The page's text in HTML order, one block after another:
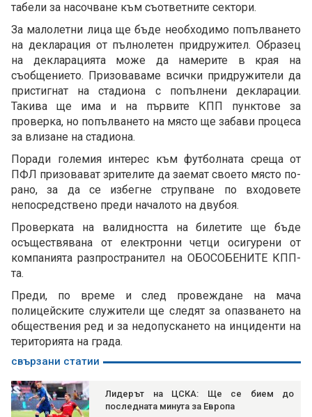
табели за насочване към съответните сектори.
За малолетни лица ще бъде необходимо попълването
на декларация от пълнолетен придружител. Образец
на декларацията може да намерите в края на
съобщението. Призоваваме всички придружители да
пристигнат на стадиона с попълнени декларации.
Такива ще има и на първите КПП пунктове за
проверка, но попълването на място ще забави процеса
за влизане на стадиона.
Поради големия интерес към футболната среща от
ПФЛ призовават зрителите да заемат своето място по-
рано, за да се избегне струпване по входовете
непосредствено преди началото на двубоя.
Проверката на валидността на билетите ще бъде
осъществявана от електронни четци осигурени от
компанията разпространител на ОБОСОБЕНИТЕ КПП-
та.
Преди, по време и след провеждане на мача
полицейските служители ще следят за опазването на
обществения ред и за недопускането на инциденти на
територията на града.
свързани статии
Лидерът на ЦСКА: Ще се бием до
последната минута за Европа